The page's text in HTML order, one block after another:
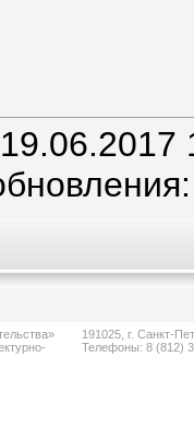
191025, г. Санкт-
Телефоны: 8 (812)